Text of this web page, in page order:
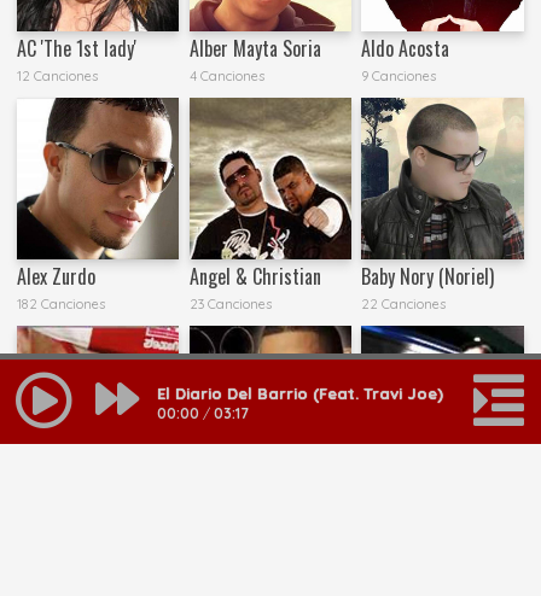
AC 'The 1st lady'
12 Canciones
Alber Mayta Soria
4 Canciones
Aldo Acosta
9 Canciones
Alex Zurdo
182 Canciones
Angel & Christian
23 Canciones
Baby Nory (Noriel)
22 Canciones
El Diario Del Barrio (Feat. Travi Joe)
00:00 / 03:17